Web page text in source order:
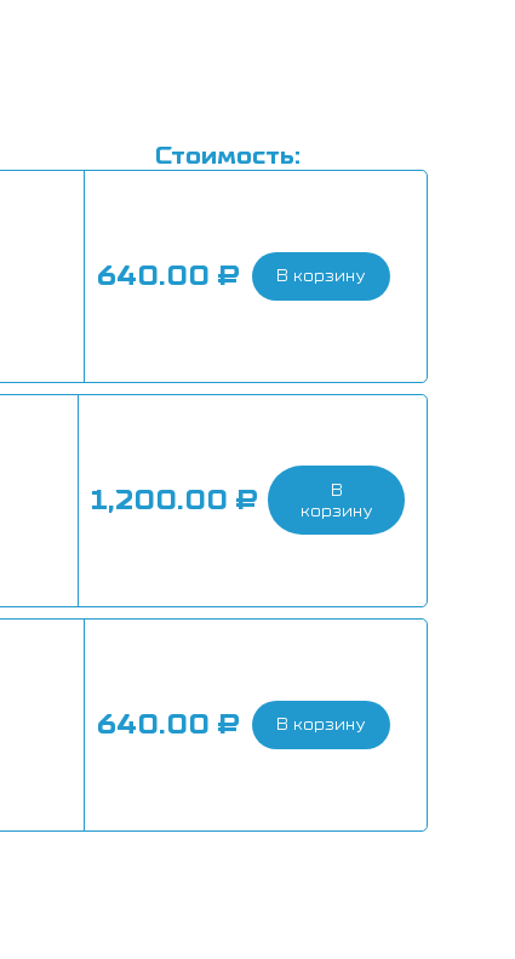
Стоимость:
640.00 ₽ В корзину
1,200.00 ₽
В
корзину
640.00 ₽ В корзину